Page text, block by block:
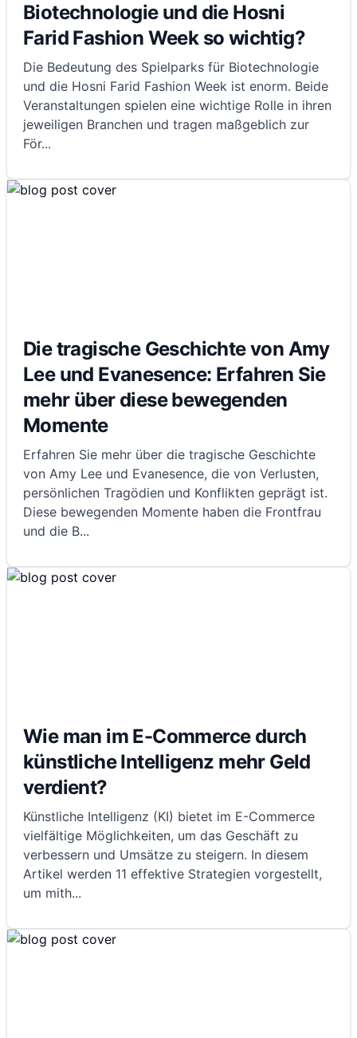
Biotechnologie und die Hosni
Farid Fashion Week so wichtig?
Die Bedeutung des Spielparks für Biotechnologie
und die Hosni Farid Fashion Week ist enorm. Beide
Veranstaltungen spielen eine wichtige Rolle in ihren
jeweiligen Branchen und tragen maßgeblich zur
För...
Die tragische Geschichte von Amy
Lee und Evanesence: Erfahren Sie
mehr über diese bewegenden
Momente
Erfahren Sie mehr über die tragische Geschichte
von Amy Lee und Evanesence, die von Verlusten,
persönlichen Tragödien und Konflikten geprägt ist.
Diese bewegenden Momente haben die Frontfrau
und die B...
Wie man im E-Commerce durch
künstliche Intelligenz mehr Geld
verdient?
Künstliche Intelligenz (KI) bietet im E-Commerce
vielfältige Möglichkeiten, um das Geschäft zu
verbessern und Umsätze zu steigern. In diesem
Artikel werden 11 effektive Strategien vorgestellt,
um mith...